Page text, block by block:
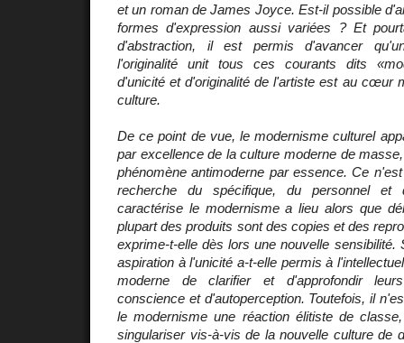
et un roman de James Joyce. Est-il possible
formes d'expression aussi variées ? Et
d'abstraction, il est permis d'avancer
l'originalité unit tous ces courants dits
d'unicité et d'originalité de l'artiste est au cœur
culture.
De ce point de vue, le modernisme culturel
par excellence de la culture moderne de
phénomène antimoderne par essence. Ce
recherche du spécifique, du personnel et
caractérise le modernisme a lieu alors que
plupart des produits sont des copies et des
exprime-t-elle dès lors une nouvelle sensibilité.
aspiration à l'unicité a-t-elle permis à
moderne de clarifier et d'approfondir
conscience et d'autoperception. Toutefois, il
le modernisme une réaction élitiste de
singulariser vis-à-vis de la nouvelle culture de